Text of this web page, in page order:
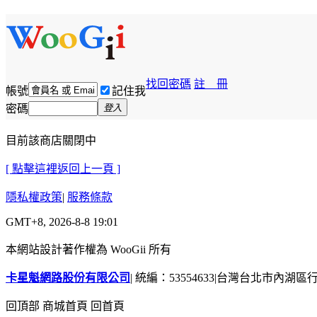
帳號 記住我
找回密碼 註 冊
密碼 登入
目前該商店關閉中
[ 點擊這裡返回上一頁 ]
隱私權政策| 服務條款
GMT+8, 2026-8-8 19:01
本網站設計著作權為 WooGii 所有
卡星魁網路股份有限公司 | 統編：53554633|台灣台北市內湖區
回頂部 商城首頁 回首頁